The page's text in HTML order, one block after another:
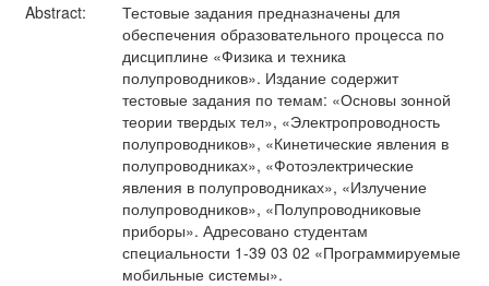
Abstract:
Тестовые задания предназначены для
обеспечения образовательного процесса по
дисциплине «Физика и техника
полупроводников». Издание содержит
тестовые задания по темам: «Основы зонной
теории твердых тел», «Электропроводность
полупроводников», «Кинетические явления в
полупроводниках», «Фотоэлектрические
явления в полупроводниках», «Излучение
полупроводников», «Полупроводниковые
приборы». Адресовано студентам
специальности 1-39 03 02 «Программируемые
мобильные системы».